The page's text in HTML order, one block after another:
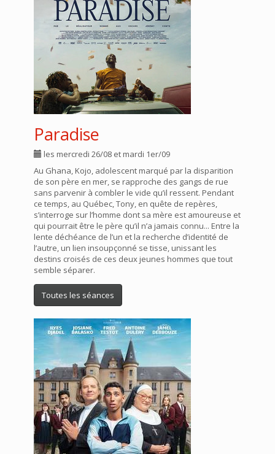
Paradise
les mercredi 26/08 et mardi 1er/09
Au Ghana, Kojo, adolescent marqué par la disparition
de son père en mer, se rapproche des gangs de rue
sans parvenir à combler le vide qu’il ressent. Pendant
ce temps, au Québec, Tony, en quête de repères,
s’interroge sur l’homme dont sa mère est amoureuse et
qui pourrait être le père qu’il n’a jamais connu... Entre la
lente déchéance de l’un et la recherche d’identité de
l’autre, un lien insoupçonné se tisse, unissant les
destins croisés de ces deux jeunes hommes que tout
semble séparer.
Toutes les séances